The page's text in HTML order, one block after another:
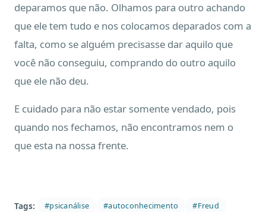
deparamos que não. Olhamos para outro achando
que ele tem tudo e nos colocamos deparados com a
falta, como se alguém precisasse dar aquilo que
você não conseguiu, comprando do outro aquilo
que ele não deu.
E cuidado para não estar somente vendado, pois
quando nos fechamos, não encontramos nem o
que esta na nossa frente.
Tags: #psicanálise #autoconhecimento
#Freud